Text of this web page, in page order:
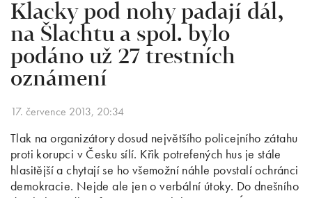
Klacky pod nohy padají dál,
na Šlachtu a spol. bylo
podáno už 27 trestních
oznámení
17. července 2013, 20:34
Tlak na organizátory dosud největšího policejního zátahu
proti korupci v Česku sílí. Křik potrefených hus je stále
hlasitější a chytají se ho všemožní náhle povstalí ochránci
demokracie. Nejde ale jen o verbální útoky. Do dnešního